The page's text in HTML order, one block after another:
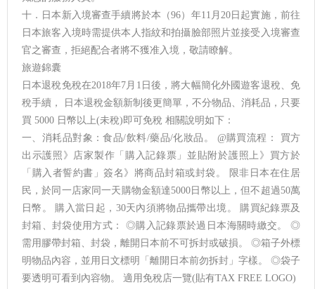
十．日本新入境審查手續將於本（96）年11月20日起實施，前往
日本旅客入境時需提供本人指紋和拍攝臉部照片並接受入境審查
官之審查，拒絕配合者將不獲准入境，敬請瞭解。
旅遊錦囊
日本退稅免稅在2018年7月1日後，將大幅簡化外國遊客退稅、免
稅手續， 日本退稅金額新制後更簡單，不分物品、消耗品，只要
買 5000 日幣以上(未稅)即可免稅 相關說明如下：
一、消耗品對象：食品/飲料/藥品/化妝品。 @購買流程： 買方
出示護照》店家製作「購入記錄票」並貼附於護照上》買方於
「購入者誓約書」簽名》將商品封箱或封袋。 限非日本在住居
民，於同一店家同一天購物金額達5000日幣以上，但不超過50萬
日幣。 購入當日起，30天內須將物品攜帶出境。 購買紀錄票及
封箱、封袋使用方式： ◎購入記錄票於過日本海關時繳交。 ◎
需用膠帶封箱、封袋，離開日本前不可拆封或破損。 ◎箱子外標
明物品內容，並用日文標明「離開日本前勿拆封」字樣。 ◎袋子
要透明可看到內容物。 適用免稅店一覽(貼有TAX FREE LOGO)